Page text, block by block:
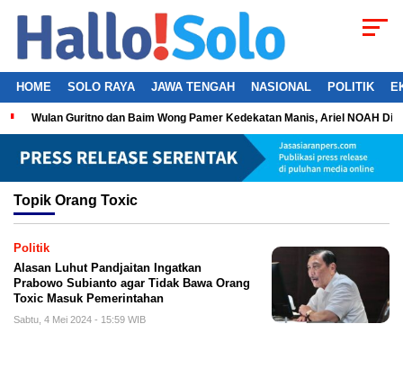
HOME SOLO RAYA JAWA TENGAH NASIONAL POLITIK
Wulan Guritno dan Baim Wong Pamer Kedekatan Manis, Ariel NOAH
Topik Orang Toxic
Politik
Alasan Luhut Pandjaitan Ingatkan
Prabowo Subianto agar Tidak Bawa Orang
Toxic Masuk Pemerintahan
Sabtu, 4 Mei 2024 - 15:59 WIB